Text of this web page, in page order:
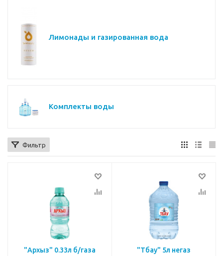
Лимонады и газированная вода
Комплекты воды
Фильтр
"Архыз" 0.33л б/газа "Тбау" 5л негаз